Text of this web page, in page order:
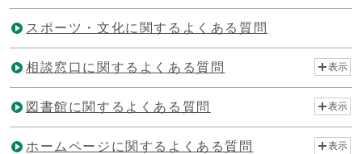
スポーツ・文化に関するよくある質問
相談窓口に関するよくある質問 表示
図書館に関するよくある質問 表示
ホームページに関するよくある質問 表示